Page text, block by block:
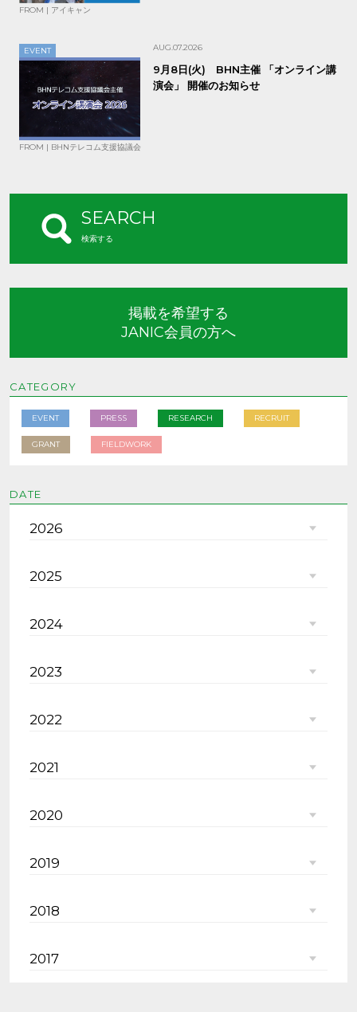
FROM | アイキャン
EVENT AUG.07.2026
9月8日(火) BHN主催 「オンライン講
演会」 開催のお知らせ
FROM | BHNテレコム支援協議会
SEARCH
検索する
掲載を希望する
JANIC会員の方へ
CATEGORY
EVENT PRESS RESEARCH RECRUIT
GRANT FIELDWORK
DATE
2026
2025
2024
2023
2022
2021
2020
2019
2018
2017